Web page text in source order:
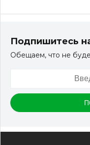
Подпишитесь
Обещаем, что не